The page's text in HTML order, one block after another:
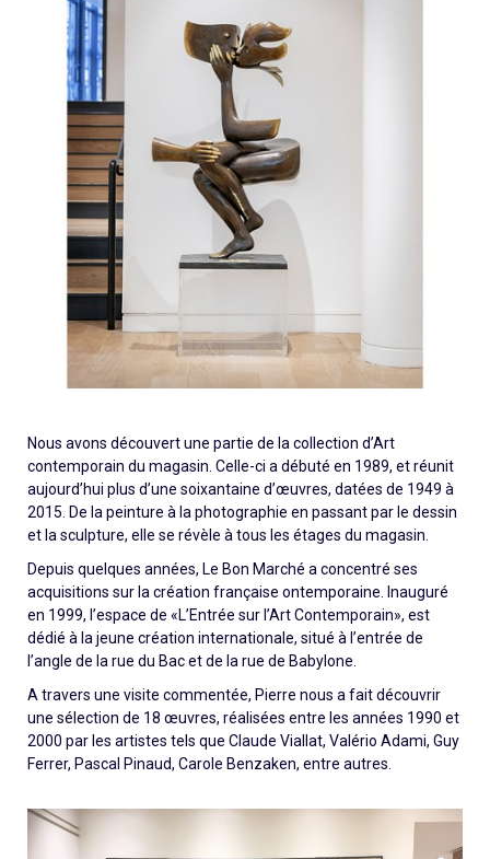
Nous avons découvert une partie de la collection d’Art
contemporain du magasin. Celle-ci a débuté en 1989, etréunit
aujourd’hui plus d’une soixantaine d’œuvres, datées de 1949 à
2015. De la peinture à la photographie en passant par le dessin
et la sculpture, elle se révèle à tous les étages du magasin.
Depuis quelques années, Le Bon Marché a concentré ses
acquisitions sur la création française ontemporaine. Inauguré
en 1999, l’espace de «L’Entrée sur l’Art Contemporain», est
dédié à la jeune création internationale, situé à l’entrée de
l’angle de la rue du Bac et de la rue de Babylone.
A travers une visite commentée, Pierre nous a fait découvrir
une sélection de 18 œuvres, réalisées entre les années 1990 et
2000 par les artistes tels que Claude Viallat, Valério Adami, Guy
Ferrer, Pascal Pinaud, Carole Benzaken, entre autres.